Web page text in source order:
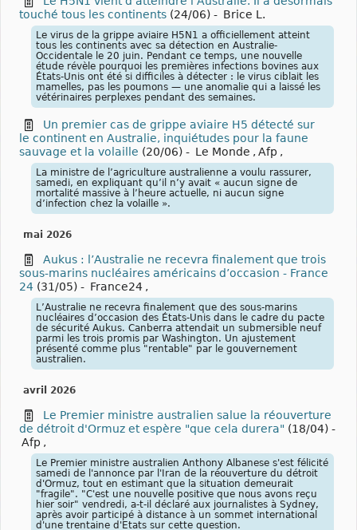
touché tous les continents (24/06) - Brice L.
Le virus de la grippe aviaire H5N1 a officiellement atteint
tous les continents avec sa détection en Australie-
Occidentale le 20 juin. Pendant ce temps, une nouvelle
étude révèle pourquoi les premières infections bovines aux
États-Unis ont été si difficiles à détecter : le virus ciblait les
mamelles, pas les poumons — une anomalie qui a laissé les
vétérinaires perplexes pendant des semaines.
Un premier cas de grippe aviaire H5 détecté sur
le continent en Australie, inquiétudes pour la faune
sauvage et la volaille (20/06) - Le Monde , Afp ,
La ministre de l’agriculture australienne a voulu rassurer,
samedi, en expliquant qu’il n’y avait « aucun signe de
mortalité massive à l’heure actuelle, ni aucun signe
d’infection chez la volaille ».
mai 2026
Aukus : l’Australie ne recevra finalement que trois
sous-marins nucléaires américains d’occasion - France
24 (31/05) - France24 ,
L’Australie ne recevra finalement que des sous-marins
nucléaires d’occasion des États-Unis dans le cadre du pacte
de sécurité Aukus. Canberra attendait un submersible neuf
parmi les trois promis par Washington. Un ajustement
présenté comme plus "rentable" par le gouvernement
australien.
avril 2026
Le Premier ministre australien salue la réouverture
de détroit d'Ormuz et espère "que cela durera" (18/04) -
Afp ,
Le Premier ministre australien Anthony Albanese s'est félicité
samedi de l'annonce par l'Iran de la réouverture du détroit
d'Ormuz, tout en estimant que la situation demeurait
"fragile". "C'est une nouvelle positive que nous avons reçu
hier soir" vendredi, a-t-il déclaré aux journalistes à Sydney,
après avoir participé à distance à un sommet international
d'une trentaine d'Etats sur cette question.